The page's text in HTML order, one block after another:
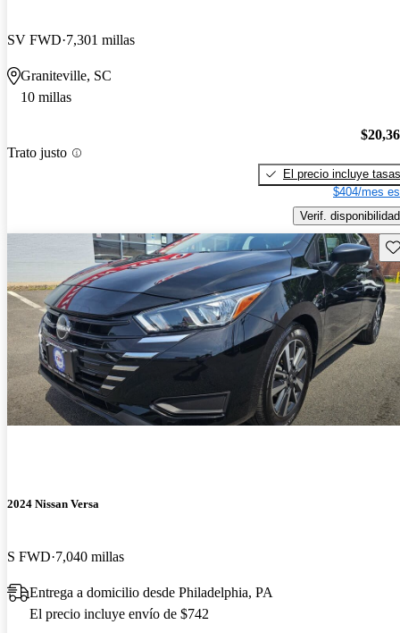
SV FWD 7,301 millas
Graniteville, SC
10 millas
Trato justo
El precio incluye tasas
$404/mes
Verif. disponibilidad
2024 Nissan Versa
S FWD 7,040 millas
Entrega a domicilio desde Philadelphia, PA
El precio incluye envío de $742